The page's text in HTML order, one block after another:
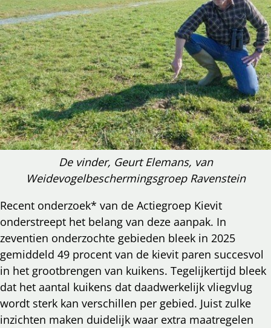
De vinder, Geurt Elemans, van
Weidevogelbeschermingsgroep Ravenstein
Recent onderzoek* van de Actiegroep Kievit
onderstreept het belang van deze aanpak. In
zeventien onderzochte gebieden bleek in 2025
gemiddeld 49 procent van de kievit paren succesvol
in het grootbrengen van kuikens. Tegelijkertijd bleek
dat het aantal kuikens dat daadwerkelijk vliegvlug
wordt sterk kan verschillen per gebied. Juist zulke
inzichten maken duidelijk waar extra maatregelen